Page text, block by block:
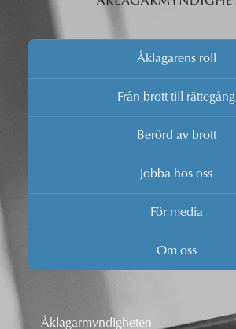
Åklagarens roll
Från brott till rättegång
Berörd av brott
Jobba hos oss
För media
Om oss
Åklagarmyndigheten